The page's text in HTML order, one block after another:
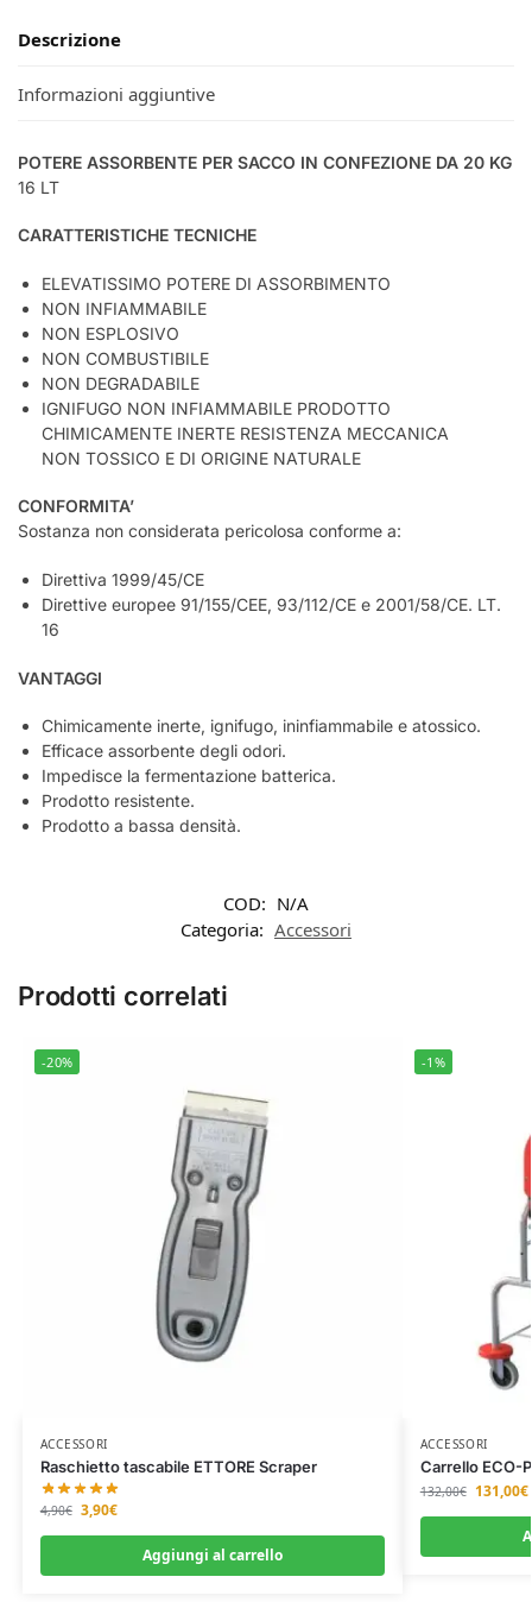
Descrizione
Informazioni aggiuntive
POTERE ASSORBENTE PER SACCO IN CONFEZIONE DA 20 KG
16 LT
CARATTERISTICHE TECNICHE
ELEVATISSIMO POTERE DI ASSORBIMENTO
NON INFIAMMABILE
NON ESPLOSIVO
NON COMBUSTIBILE
NON DEGRADABILE
IGNIFUGO NON INFIAMMABILE PRODOTTO
CHIMICAMENTE INERTE RESISTENZA MECCANICA
NON TOSSICO E DI ORIGINE NATURALE
CONFORMITA’
Sostanza non considerata pericolosa conforme a:
Direttiva 1999/45/CE
Direttive europee 91/155/CEE, 93/112/CE e 2001/58/CE. LT.
16
VANTAGGI
Chimicamente inerte, ignifugo, ininfiammabile e atossico.
Efficace assorbente degli odori.
Impedisce la fermentazione batterica.
Prodotto resistente.
Prodotto a bassa densità.
COD: N/A
Categoria: Accessori
Prodotti correlati
-20%
ACCESSORI
Raschietto tascabile ETTORE Scraper
4,90€ 3,90€
Aggiungi al carrello
-1%
ACCESSORI
Carrello ECO-
132,00€ 131,00€